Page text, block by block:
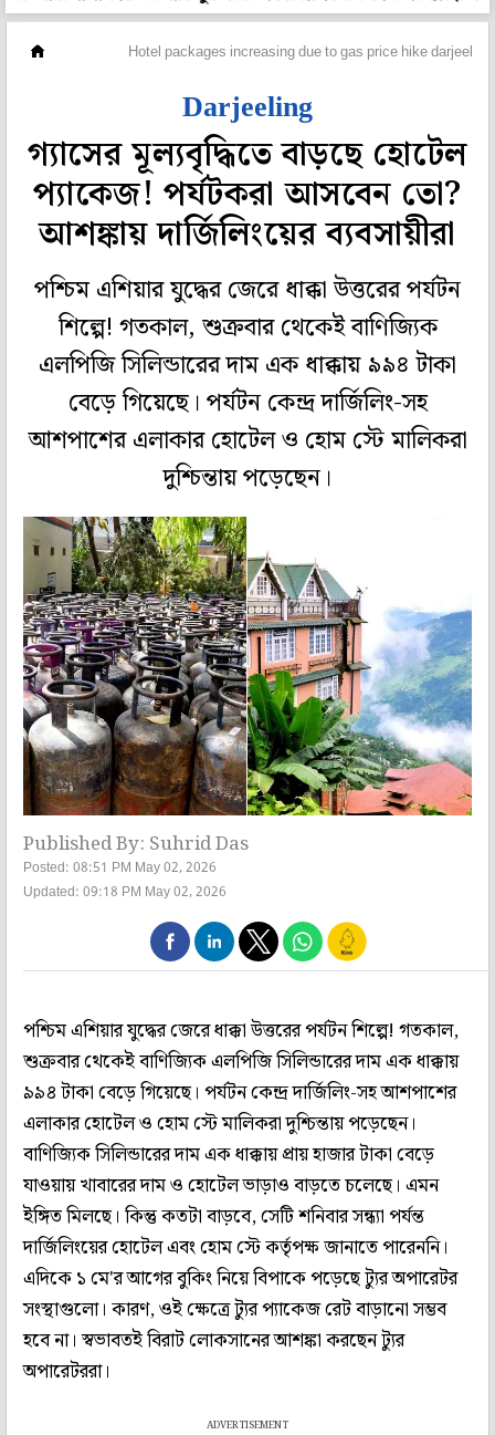
Hotel packages increasing due to gas price hike
Darjeeling
গ্যাসের মূল্যবৃদ্ধিতে বাড়ছে হোটেল
প্যাকেজ! পর্যটকরা আসবেন তো?
আশঙ্কায় দার্জিলিংয়ের ব্যবসায়ীরা
পশ্চিম এশিয়ার যুদ্ধের জেরে ধাক্কা উত্তরের পর্যটন
শিল্পে! গতকাল, শুক্রবার থেকেই বাণিজ্যিক
এলপিজি সিলিন্ডারের দাম এক ধাক্কায় ৯৯৪ টাকা
বেড়ে গিয়েছে। পর্যটন কেন্দ্র দার্জিলিং-সহ
আশপাশের এলাকার হোটেল ও হোম স্টে মালিকরা
দুশ্চিন্তায় পড়েছেন।
Published By: Suhrid Das
Posted: 08:51 PM May 02, 2026
Updated: 09:18 PM May 02, 2026
পশ্চিম এশিয়ার যুদ্ধের জেরে ধাক্কা উত্তরের পর্যটন শিল্পে! গতকাল,
শুক্রবার থেকেই বাণিজ্যিক এলপিজি সিলিন্ডারের দাম এক ধাক্কায়
৯৯৪ টাকা বেড়ে গিয়েছে। পর্যটন কেন্দ্র দার্জিলিং-সহ আশপাশের
এলাকার হোটেল ও হোম স্টে মালিকরা দুশ্চিন্তায় পড়েছেন।
বাণিজ্যিক সিলিন্ডারের দাম এক ধাক্কায় প্রায় হাজার টাকা বেড়ে
যাওয়ায় খাবারের দাম ও হোটেল ভাড়াও বাড়তে চলেছে। এমন
ইঙ্গিত মিলছে। কিন্তু কতটা বাড়বে, সেটি শনিবার সন্ধ্যা পর্যন্ত
দার্জিলিংয়ের হোটেল এবং হোম স্টে কর্তৃপক্ষ জানাতে পারেননি।
এদিকে ১ মে'র আগের বুকিং নিয়ে বিপাকে পড়েছে ট্যুর অপারেটর
সংস্থাগুলো। কারণ, ওই ক্ষেত্রে ট্যুর প্যাকেজ রেট বাড়ানো সম্ভব
হবে না। স্বভাবতই বিরাট লোকসানের আশঙ্কা করছেন ট্যুর
অপারেটররা।
ADVERTISEMENT